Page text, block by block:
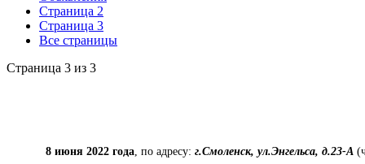
Страница 2
Страница 3
Все страницы
Страница 3 из 3
8 июня 2022 года , по адресу: г.Смоленск, ул.Энгельса, д.23-А